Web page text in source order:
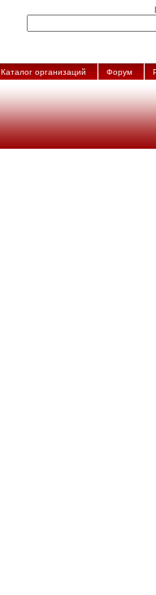
Каталог организаций Форум